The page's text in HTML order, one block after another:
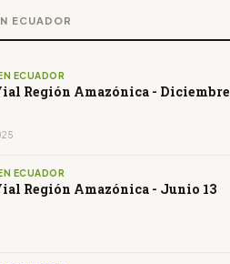
ECUADOR
ECUADOR
Región Amazónica - Diciembre
ECUADOR
Región Amazónica - Junio 13